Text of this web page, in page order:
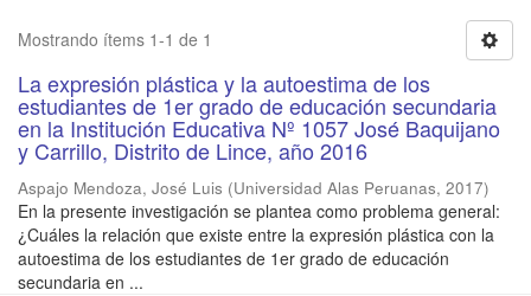
Mostrando ítems 1-1 de 1
La expresión plástica y la autoestima de los
estudiantes de 1er grado de educación secundaria
en la Institución Educativa Nº 1057 José Baquijano
y Carrillo, Distrito de Lince, año 2016
Aspajo Mendoza, José Luis (Universidad Alas Peruanas, 2017)
En la presente investigación se plantea como problema general:
¿Cuáles la relación que existe entre la expresión plástica con la
autoestima de los estudiantes de 1er grado de educación
secundaria en ...